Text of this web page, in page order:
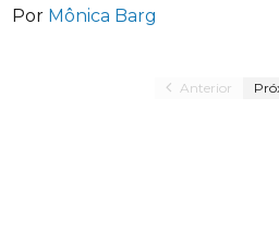
Por Mônica Barg
Anterior